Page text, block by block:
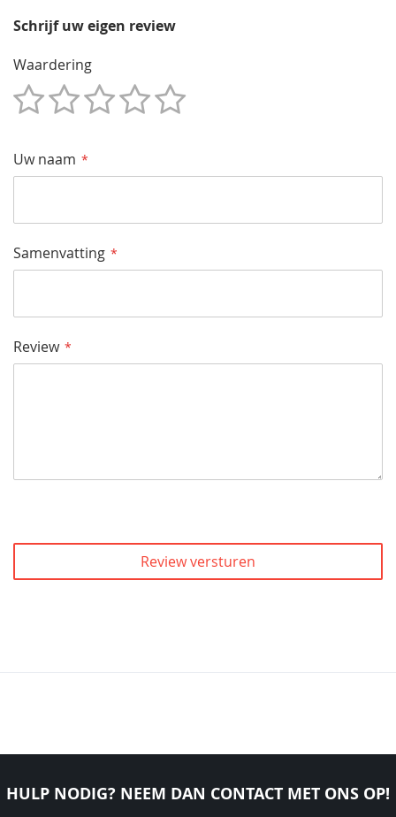
Schrijf uw eigen review
Waardering
Uw naam
Samenvatting
Review
Review versturen
HULP NODIG? NEEM DAN CONTACT MET ONS OP!